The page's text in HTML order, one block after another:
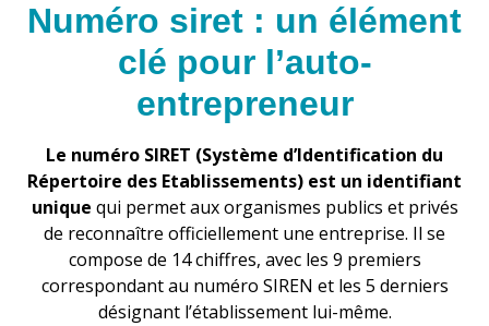
Numéro siret : un élément
clé pour l’auto-
entrepreneur
Le numéro SIRET (Système d’Identification du
Répertoire des Etablissements) est un identifiant
unique qui permet aux organismes publics et privés
de reconnaître officiellement une entreprise. Il se
compose de 14 chiffres, avec les 9 premiers
correspondant au numéro SIREN et les 5 derniers
désignant l’établissement lui-même.